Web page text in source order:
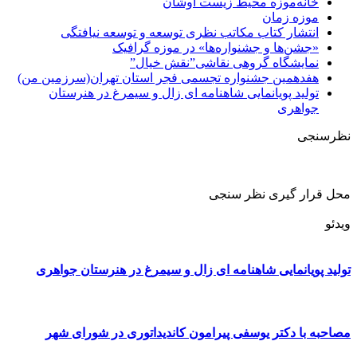
موزه زمان
انتشار کتاب مکاتب نظری توسعه و توسعه نیافتگی
«جشن‌ها و جشنواره‌ها» در موزه گرافیک
نمایشگاه گروهی نقاشی”نقش خیال”
هفدهمین جشنواره تجسمی فجر استان تهران(سرزمین من)
تولید پویانمایی شاهنامه ای زال و سیمرغ در هنرستان
جواهری
نظرسنجی
محل قرار گیری نظر سنجی
ویدئو
تولید پویانمایی شاهنامه ای زال و سیمرغ در هنرستان جواهری
مصاحبه با دکتر یوسفی پیرامون کاندیداتوری در شورای شهر